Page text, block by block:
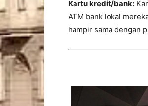
Kartu kredit/bank:
ATM bank lokal
hampir sama dengan